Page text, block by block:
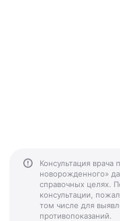
Консультация врача
новорожденного»
справочных целях.
консультации,
том числе для
противопоказаний.